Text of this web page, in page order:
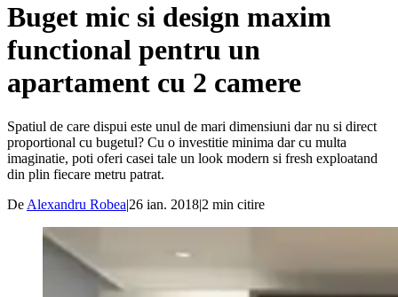
Buget mic si design maxim
functional pentru un
apartament cu 2 camere
Spatiul de care dispui este unul de mari dimensiuni dar nu si direct
proportional cu bugetul? Cu o investitie minima dar cu multa
imaginatie, poti oferi casei tale un look modern si fresh exploatand
din plin fiecare metru patrat.
De Alexandru Robea|26 ian. 2018|2 min citire